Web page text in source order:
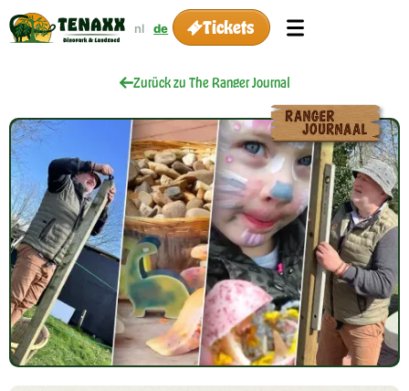
nl de Tickets
Zurück zu The Ranger Journal